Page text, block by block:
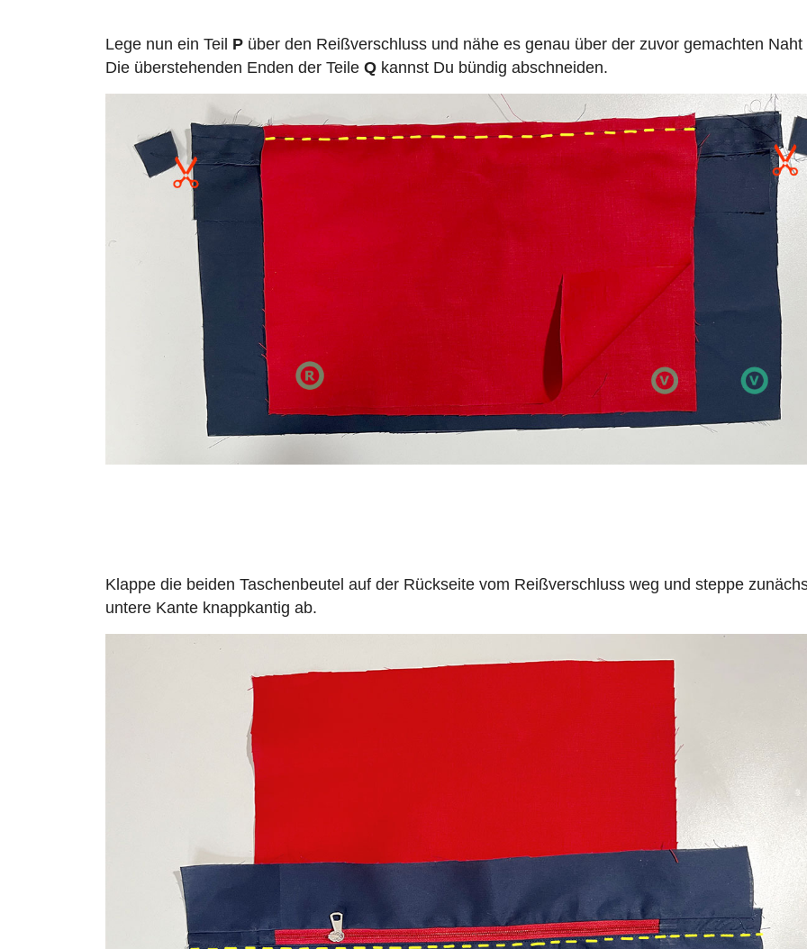
Lege nun ein Teil P über den Reißverschluss und nähe es genau über der zuvor gemachten Naht
Die überstehenden Enden der Teile Q kannst Du bündig abschneiden.
Klappe die beiden Taschenbeutel auf der Rückseite vom Reißverschluss weg und steppe
untere Kante knappkantig ab.